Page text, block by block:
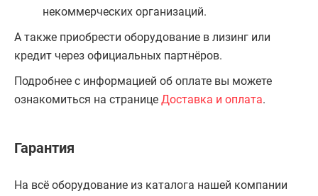
некоммерческих организаций.
А также приобрести оборудование в лизинг или
кредит через официальных партнёров.
Подробнее с информацией об оплате вы можете
ознакомиться на странице Доставка и оплата.
Гарантия
На всё оборудование из каталога нашей компании